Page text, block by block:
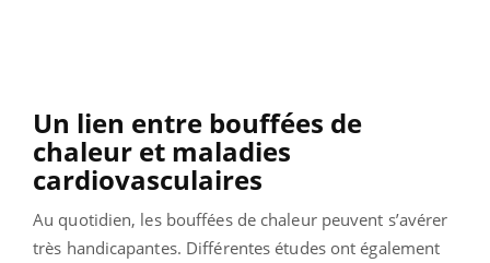
Un lien entre bouffées de
chaleur et maladies
cardiovasculaires
Au quotidien, les bouffées de chaleur peuvent s’avérer
très handicapantes. Différentes études ont également